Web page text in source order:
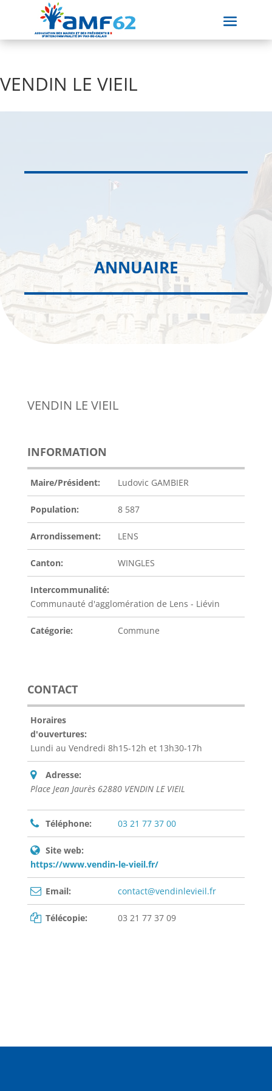
VENDIN LE VIEIL
ANNUAIRE
VENDIN LE VIEIL
INFORMATION
Maire/Président: Ludovic GAMBIER
Population: 8 587
Arrondissement: LENS
Canton: WINGLES
Intercommunalité:
Communauté d'agglomération de Lens - Liévin
Catégorie: Commune
CONTACT
Horaires
d'ouvertures:
Lundi au Vendredi 8h15-12h et 13h30-17h
Adresse:
Place Jean Jaurès 62880 VENDIN LE VIEIL
Téléphone: 03 21 77 37 00
Site web:
https://www.vendin-le-vieil.fr/
Email: contact@vendinlevieil.fr
Télécopie: 03 21 77 37 09